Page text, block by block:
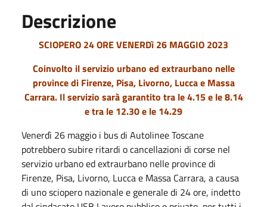
Descrizione
SCIOPERO 24 ORE VENERDì 26 MAGGIO 2023
Coinvolto il servizio urbano ed extraurbano nelle
province di Firenze, Pisa, Livorno, Lucca e Massa
Carrara. Il servizio sarà garantito tra le 4.15 e le 8.14
e tra le 12.30 e le 14.29
Venerdì 26 maggio i bus di Autolinee Toscane
potrebbero subire ritardi o cancellazioni di corse nel
servizio urbano ed extraurbano nelle province di
Firenze, Pisa, Livorno, Lucca e Massa Carrara, a causa
di uno sciopero nazionale e generale di 24 ore, indetto